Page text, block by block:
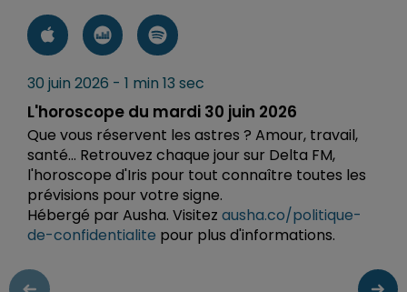
30 juin 2026 - 1 min 13 sec
L'horoscope du mardi 30 juin 2026
Que vous réservent les astres ? Amour, travail,
santé... Retrouvez chaque jour sur Delta FM,
l'horoscope d'Iris pour tout connaître toutes les
prévisions pour votre signe.
Hébergé par Ausha. Visitez ausha.co/politique-
de-confidentialite pour plus d'informations.